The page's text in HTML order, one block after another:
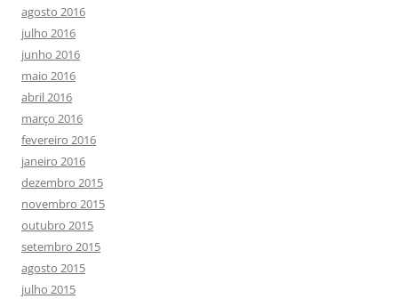
agosto 2016
julho 2016
junho 2016
maio 2016
abril 2016
março 2016
fevereiro 2016
janeiro 2016
dezembro 2015
novembro 2015
outubro 2015
setembro 2015
agosto 2015
julho 2015